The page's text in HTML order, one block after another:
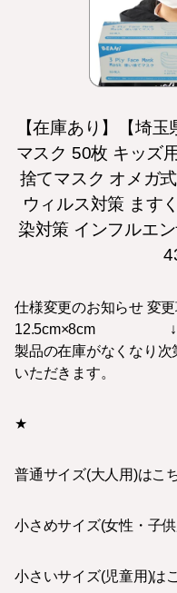
【在庫あり】【埼
マスク 50枚 キッズ
捨てマスク オメガ
ウィルス対策 ます
染対策 インフルエ
仕様変更のお知らせ 変
12.5cm×8cm ↓ 【変
製品の在庫がなくなり
いただきます。
★
普通サイズ(大人用)はこ
小さめサイズ(女性・子
小さいサイズ(児童用)は